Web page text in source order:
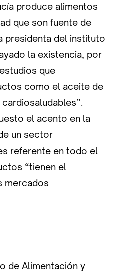
produce alimentos
que son fuente de
presidenta del instituto
la existencia, por
que
como el aceite de
el acento en la
un sector
referente en todo el
“tienen el
mercados
de Alimentación y